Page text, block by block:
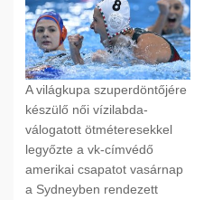
A világkupa szuperdöntőjére
készülő női vízilabda-
válogatott ötméteresekkel
legyőzte a vk-címvédő
amerikai csapatot vasárnap
a Sydneyben rendezett